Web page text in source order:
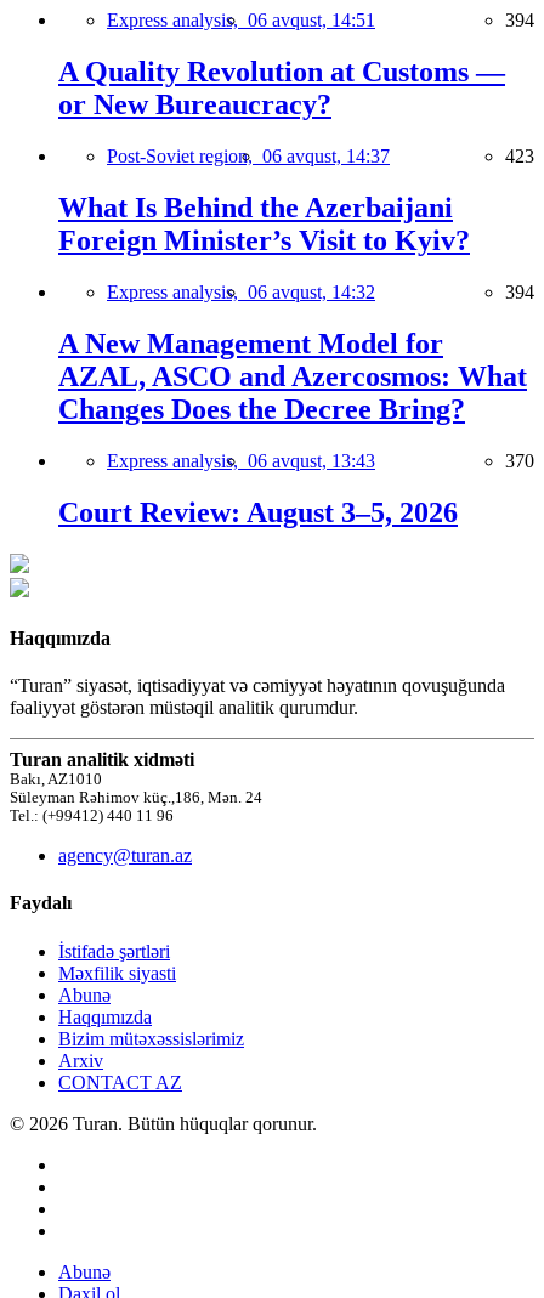
Express analysis, 06 avqust, 14:51 394
A Quality Revolution at Customs —
or New Bureaucracy?
Post-Soviet region, 06 avqust, 14:37 423
What Is Behind the Azerbaijani
Foreign Minister’s Visit to Kyiv?
Express analysis, 06 avqust, 14:32 394
A New Management Model for
AZAL, ASCO and Azercosmos: What
Changes Does the Decree Bring?
Express analysis, 06 avqust, 13:43 370
Court Review: August 3–5, 2026
Haqqımızda
“Turan” siyasət, iqtisadiyyat və cəmiyyət həyatının qovuşuğunda
fəaliyyət göstərən müstəqil analitik qurumdur.
Turan analitik xidməti
Bakı, AZ1010
Süleyman Rəhimov küç.,186, Mən. 24
Tel.: (+99412) 440 11 96
agency@turan.az
Faydalı
İstifadə şərtləri
Məxfilik siyasti
Abunə
Haqqımızda
Bizim mütəxəssislərimiz
Arxiv
CONTACT AZ
© 2026 Turan. Bütün hüquqlar qorunur.
Abunə
Daxil ol